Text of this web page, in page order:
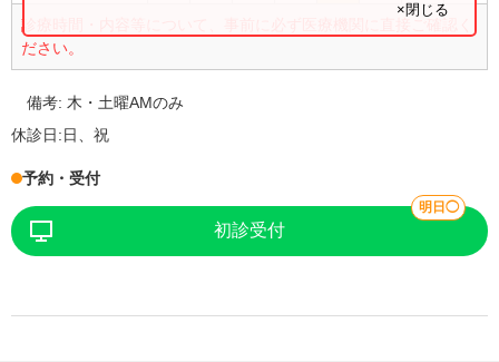
診療時間・内容等について、事前に必ず医療機関に直接ご確認く
ださい。
×閉じる
備考: 木・土曜AMのみ
休診日:日、祝
予約・受付
初診受付
明日◯